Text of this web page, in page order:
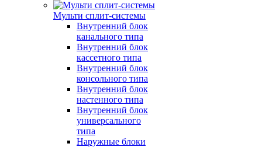
Мульти сплит-системы
Внутренний блок
канального типа
Внутренний блок
кассетного типа
Внутренний блок
консольного типа
Внутренний блок
настенного типа
Внутренний блок
универсального
типа
Наружные блоки